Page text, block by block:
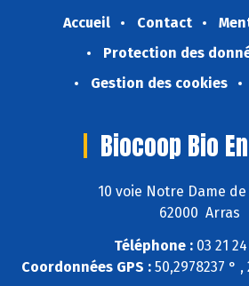
Accueil Contact
Protection des
Gestion des cookies
Biocoop Bio
10 voie Notre Dame
62000 Arras
Téléphone : 03 21
Coordonnées GPS : 50,2978237 °